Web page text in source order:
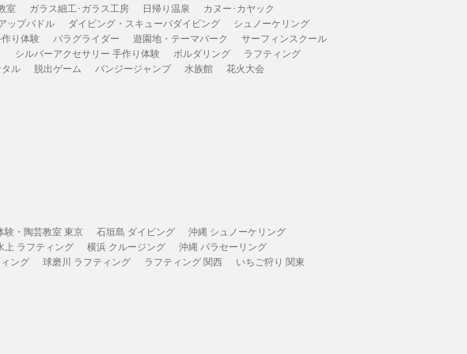
室 ガラス細工･ガラス工房 日帰り温泉
カヌー･カヤック
ップパドル
ダイビング・スキューバダイビング
シュノーケリング
り体験
パラグライダー 遊園地・テーマパーク
サーフィンスクール
シルバーアクセサリー 手作り体験 ボルダリング
ラフティング
ル
脱出ゲーム バンジージャンプ 水族館 花火大会
験・陶芸教室 東京 石垣島 ダイビング
沖縄 シュノーケリング
上 ラフティング 横浜 クルージング
沖縄 パラセーリング
ング 球磨川 ラフティング ラフティング 関西
いちご狩り 関東